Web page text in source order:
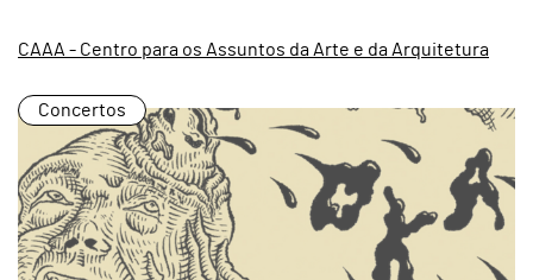
CAAA - Centro para os Assuntos da Arte e da Arquitetura
Concertos